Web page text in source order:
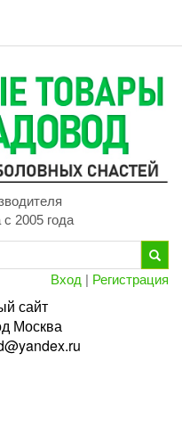
2005 года
Вход | Регистрация
сайт
Москва